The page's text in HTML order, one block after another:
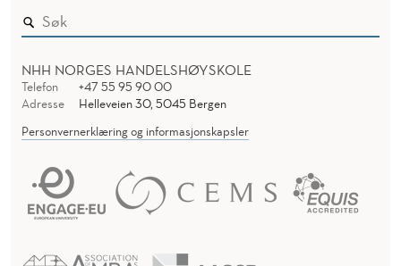
NHH NORGES HANDELSHØYSKOLE
Telefon
+47 55 95 90 00
Adresse
Helleveien 30, 5045 Bergen
Personvernerklæring og informasjonskapsler